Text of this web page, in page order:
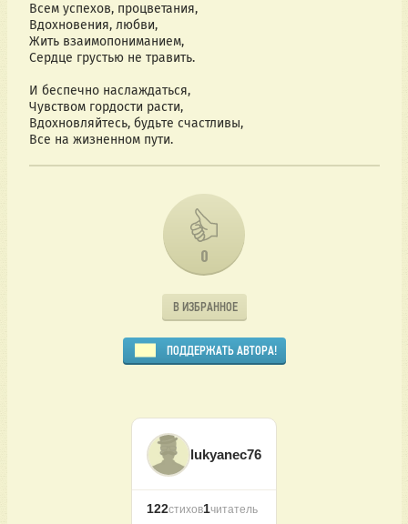
Всем успехов, процветания,
Вдохновения, любви,
Жить взаимопониманием,
Сердце грустью не травить.
И беспечно наслаждаться,
Чувством гордости расти,
Вдохновляйтесь, будьте счастливы,
Все на жизненном пути.
0
В ИЗБРАННОЕ
ПОДДЕРЖАТЬ АВТОРА!
lukyanec76
122стихов1читатель